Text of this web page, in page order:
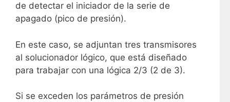
de detectar el iniciador de la serie de
apagado (pico de presión).
En este caso, se adjuntan tres transmisores
al solucionador lógico, que está diseñado
para trabajar con una lógica 2/3 (2 de 3).
Si se exceden los parámetros de presión